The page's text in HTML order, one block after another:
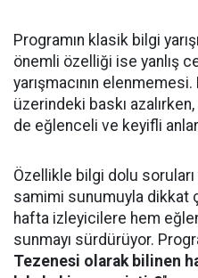
Programın klasik bilgi
önemli özelliği ise yanlış
yarışmacının
üzerindeki baskı
de eğlenceli ve keyifli
Özellikle bilgi dolu soruları
samimi sunumuyla dikkat
hafta izleyicilere hem
sunmayı sürdürüyor.
Tezenesi olarak bilinen